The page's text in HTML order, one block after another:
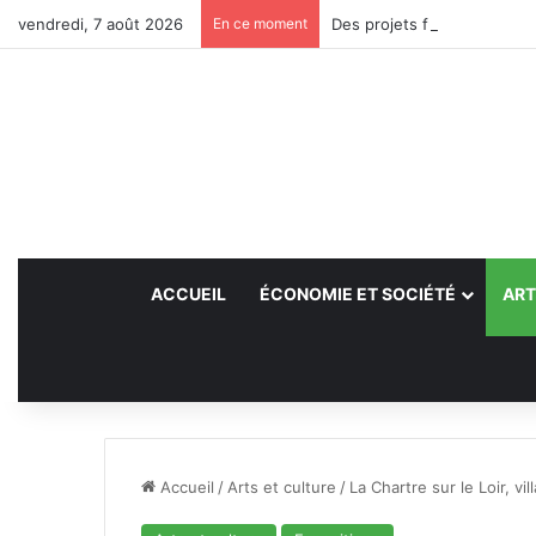
vendredi, 7 août 2026 En ce moment Des projets futurs pour les
ACCUEIL ÉCONOMIE ET SOCIÉTÉ
Accueil / Arts et culture / La Chartre sur le Loir,